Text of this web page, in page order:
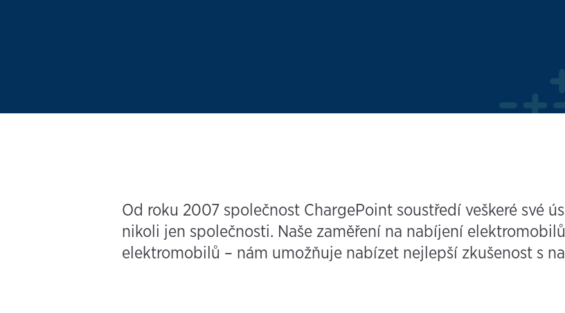
Od roku 2007 společnost ChargePoint soustředí veškeré své
nikoli jen společnosti. Naše zaměření na nabíjení
elektromobilů – nám umožňuje nabízet nejlepší zkušenost s